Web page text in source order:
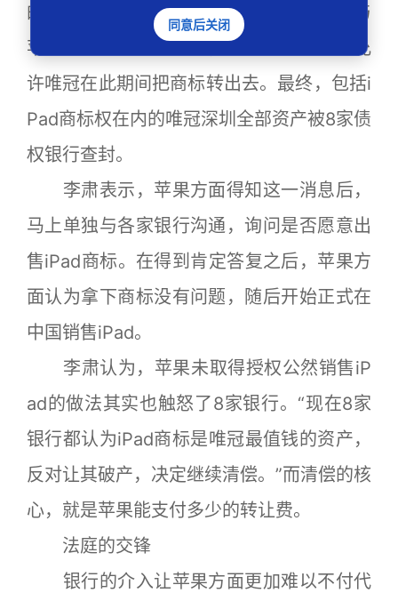
的如意算盘落空。李肃说，当时由于唯冠与
苹果的谈判仍在进行中，所以法院判定不允
许唯冠在此期间把商标转出去。最终，包括i
Pad商标权在内的唯冠深圳全部资产被8家债
权银行查封。
李肃表示，苹果方面得知这一消息后，
马上单独与各家银行沟通，询问是否愿意出
售iPad商标。在得到肯定答复之后，苹果方
面认为拿下商标没有问题，随后开始正式在
中国销售iPad。
李肃认为，苹果未取得授权公然销售iP
ad的做法其实也触怒了8家银行。“现在8家
银行都认为iPad商标是唯冠最值钱的资产，
反对让其破产，决定继续清偿。”而清偿的核
心，就是苹果能支付多少的转让费。
法庭的交锋
银行的介入让苹果方面更加难以不付代
同意后关闭